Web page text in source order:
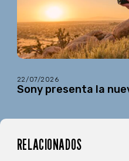
22/07/2026
Sony presenta la
RELACIONADOS